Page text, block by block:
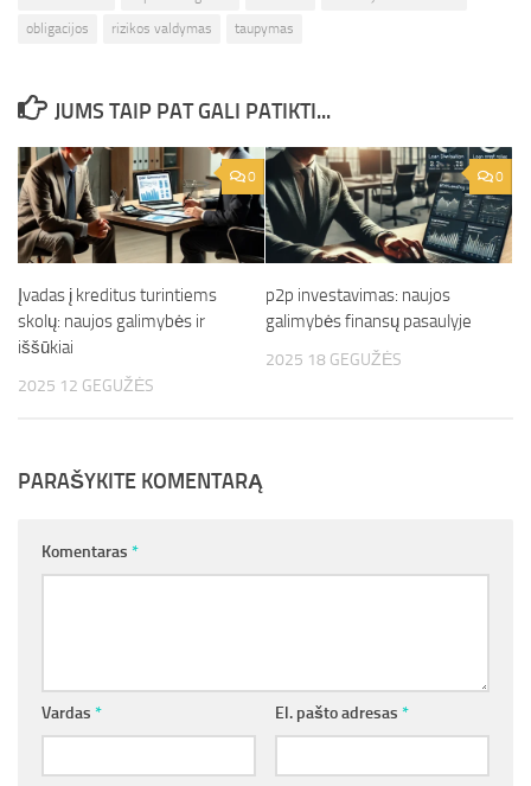
obligacijos
rizikos valdymas taupymas
JUMS TAIP PAT GALI PATIKTI...
0
Įvadas į kreditus turintiems
skolų: naujos galimybės ir
iššūkiai
2025 12 GEGUŽĖS
0
p2p investavimas: naujos
galimybės finansų pasaulyje
2025 18 GEGUŽĖS
PARAŠYKITE KOMENTARĄ
Komentaras *
Vardas * El. pašto adresas *